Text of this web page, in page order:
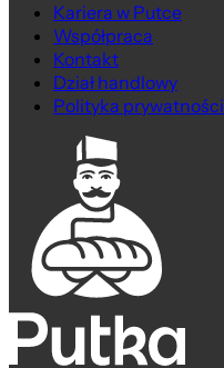
Kariera w Putce
Współpraca
Kontakt
Dział handlowy
Polityka prywatności